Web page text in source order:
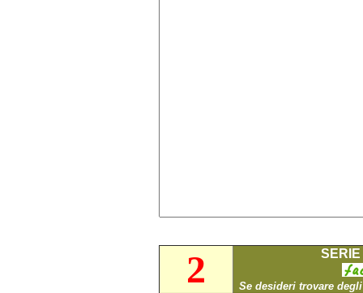
2 Se desideri trovare